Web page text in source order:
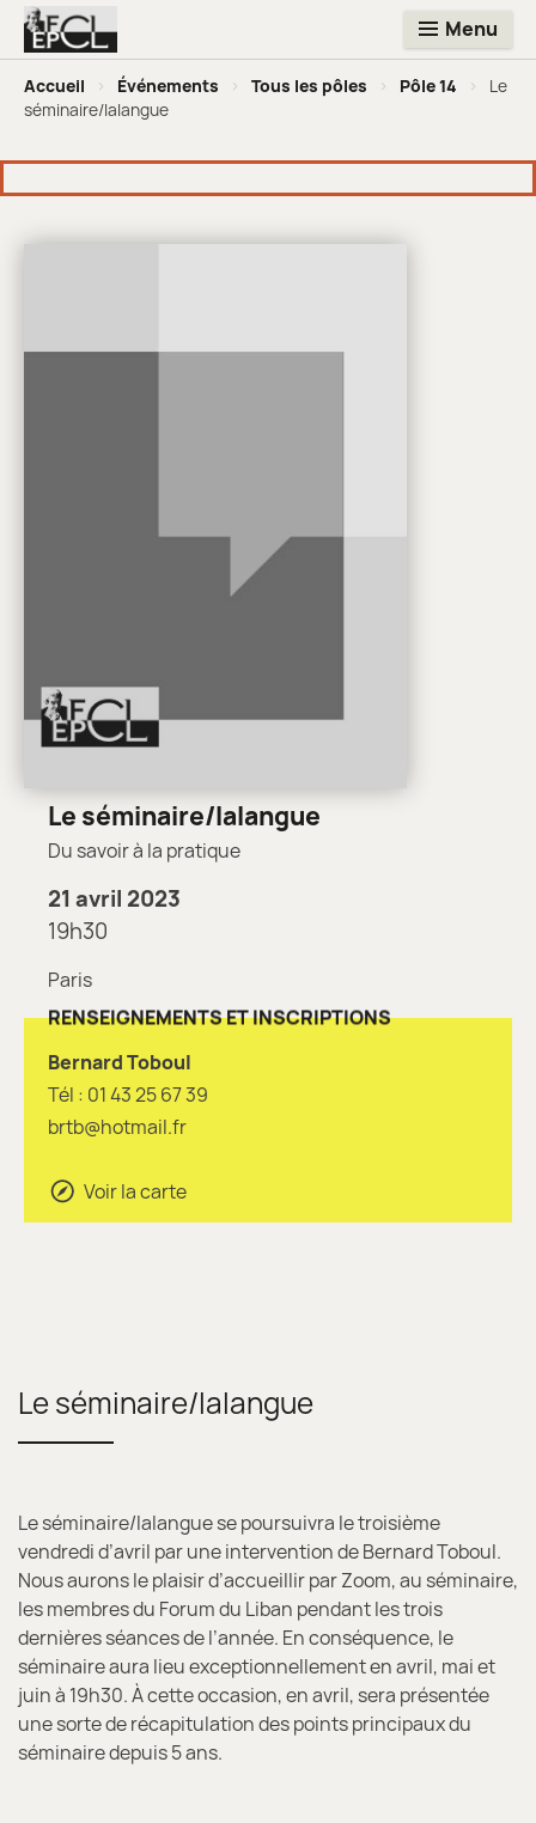
Menu
Accueil > Événements > Tous les pôles > Pôle 14 >
Le
séminaire/lalangue
Le séminaire/lalangue
Du savoir à la pratique
21 avril 2023
19h30
Paris
RENSEIGNEMENTS ET INSCRIPTIONS
Bernard Toboul
Tél : 01 43 25 67 39
brtb@hotmail.fr
Voir la carte
Le séminaire/lalangue
Le séminaire/lalangue se poursuivra le troisième
vendredi d’avril par une intervention de Bernard Toboul.
Nous aurons le plaisir d’accueillir par Zoom, au séminaire,
les membres du Forum du Liban pendant les trois
dernières séances de l’année. En conséquence, le
séminaire aura lieu exceptionnellement en avril, mai et
juin à 19h30. À cette occasion, en avril, sera présentée
une sorte de récapitulation des points principaux du
séminaire depuis 5 ans.